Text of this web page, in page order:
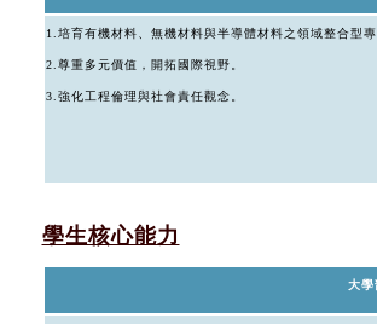
1.培育有機材料、無機材料與半導體材料之領域整合型專
2.尊重多元價值，開拓國際視野。
3.強化工程倫理與社會責任觀念。
學生核心能力
大學